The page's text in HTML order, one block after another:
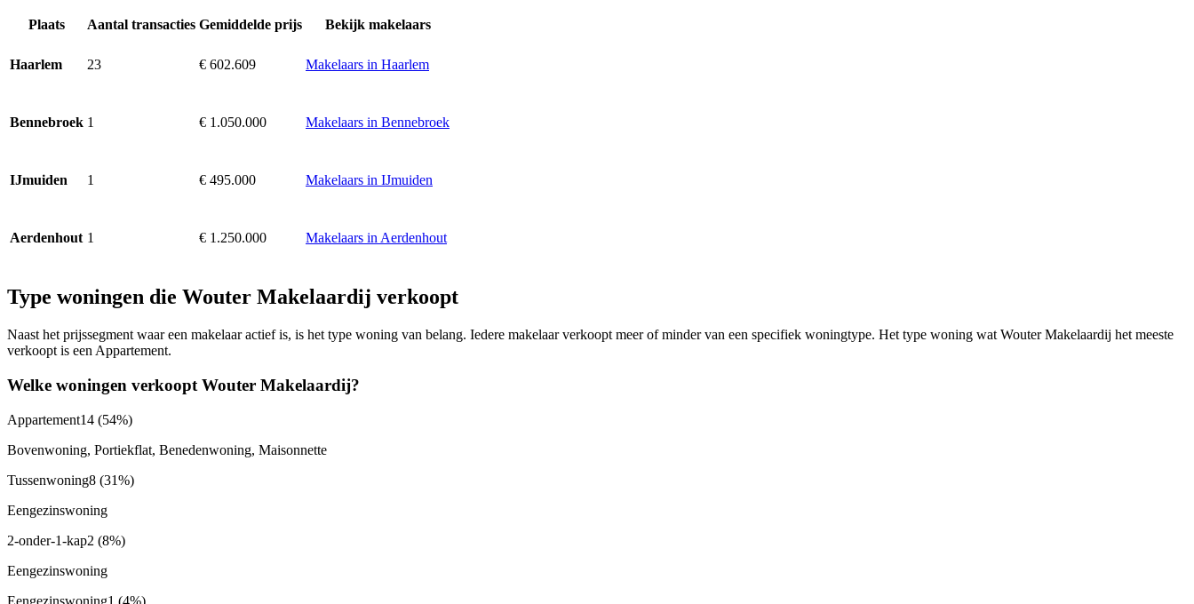
Plaats Aantal transacties Gemiddelde prijs Bekijk makelaars
Haarlem 23 € 602.609 Makelaars in Haarlem
Bennebroek 1 € 1.050.000 Makelaars in Bennebroek
IJmuiden 1 € 495.000 Makelaars in IJmuiden
Aerdenhout 1 € 1.250.000 Makelaars in Aerdenhout
Type woningen die Wouter Makelaardij verkoopt
Naast het prijssegment waar een makelaar actief is, is het type woning van belang. Iedere makelaar verkoopt meer of minder van een specifiek woningtype. Het type woning wat Wouter Makelaardij het meeste
verkoopt is een Appartement.
Welke woningen verkoopt Wouter Makelaardij?
Appartement14 (54%)
Bovenwoning, Portiekflat, Benedenwoning, Maisonnette
Tussenwoning8 (31%)
Eengezinswoning
2-onder-1-kap2 (8%)
Eengezinswoning
Eengezinswoning1 (4%)